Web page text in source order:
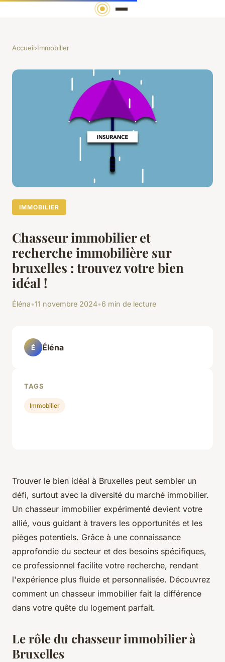
Accueil›Immobilier
IMMOBILIER
Chasseur immobilier et
recherche immobilière sur
bruxelles : trouvez votre bien
idéal !
Éléna•11 novembre 2024•6 min de lecture
Trouver le bien idéal à Bruxelles peut sembler un
défi, surtout avec la diversité du marché immobilier.
Un chasseur immobilier expérimenté devient votre
allié, vous guidant à travers les opportunités et les
pièges potentiels. Grâce à une connaissance
approfondie du secteur et des besoins spécifiques,
ce professionnel facilite votre recherche, rendant
l'expérience plus fluide et personnalisée. Découvrez
comment un chasseur immobilier fait la différence
dans votre quête du logement parfait.
Le rôle du chasseur immobilier à
Bruxelles
É Éléna
TAGS
Immobilier